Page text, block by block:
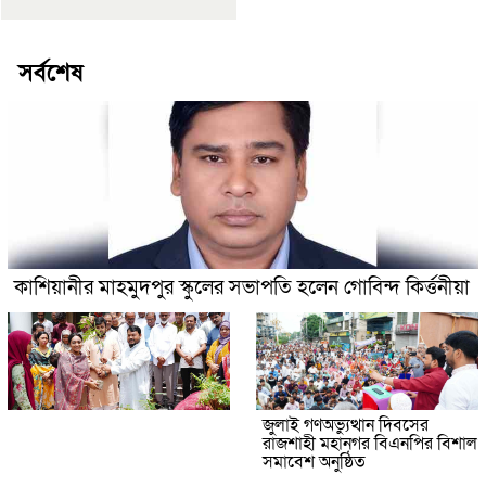
সর্বশেষ
কাশিয়ানীর মাহমুদপুর স্কুলের সভাপতি হলেন গোবিন্দ কির্ত্তনীয়া
জুলাই গণঅভ্যুত্থান দিবসের
রাজশাহী মহানগর বিএনপির বিশাল
সমাবেশ অনুষ্ঠিত